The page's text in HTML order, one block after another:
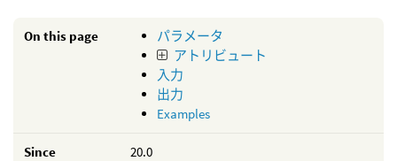
On this page
パラメータ
アトリビュート
入力
出力
Examples
Since 20.0